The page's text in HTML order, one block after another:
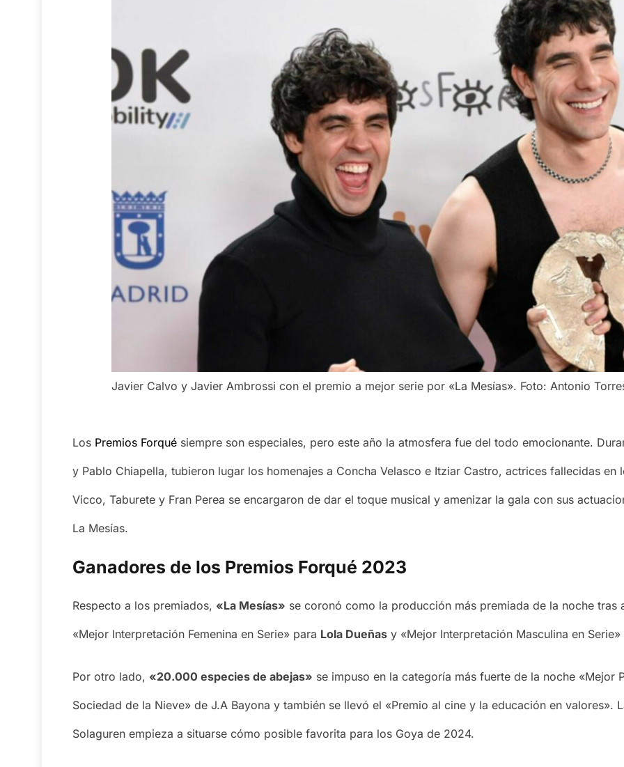
Javier Calvo y Javier Ambrossi con el premio a mejor serie por «La Mesías». Foto: Antonio
Los Premios Forqué siempre son especiales, pero este año la atmosfera fue del todo emocionante.
y Pablo Chiapella, tubieron lugar los homenajes a Concha Velasco e Itziar Castro, actrices fallecidas en
Vicco, Taburete y Fran Perea se encargaron de dar el toque musical y amenizar la gala con sus
La Mesías.
Ganadores de los Premios Forqué 2023
Respecto a los premiados, «La Mesías» se coronó como la producción más premiada de la noche tras
«Mejor Interpretación Femenina en Serie» para Lola Dueñas y «Mejor Interpretación Masculina en
Por otro lado, «20.000 especies de abejas» se impuso en la categoría más fuerte de la noche «Mejor
Sociedad de la Nieve» de J.A Bayona y también se llevó el «Premio al cine y la educación en valores».
Solaguren empieza a situarse cómo posible favorita para los Goya de 2024.